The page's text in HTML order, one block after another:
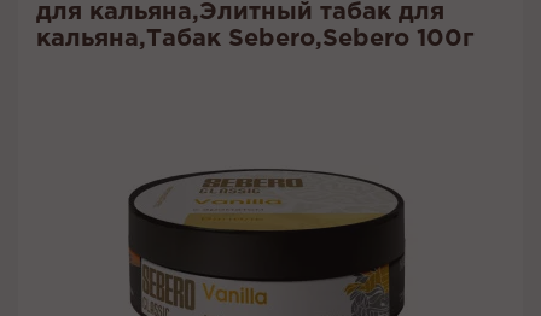
для кальяна,Элитный табак для
кальяна,Табак Sebero,Sebero 100г